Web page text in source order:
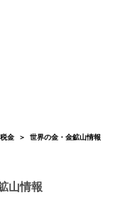
金 ＞ 世界の金・金鉱山情報
山情報